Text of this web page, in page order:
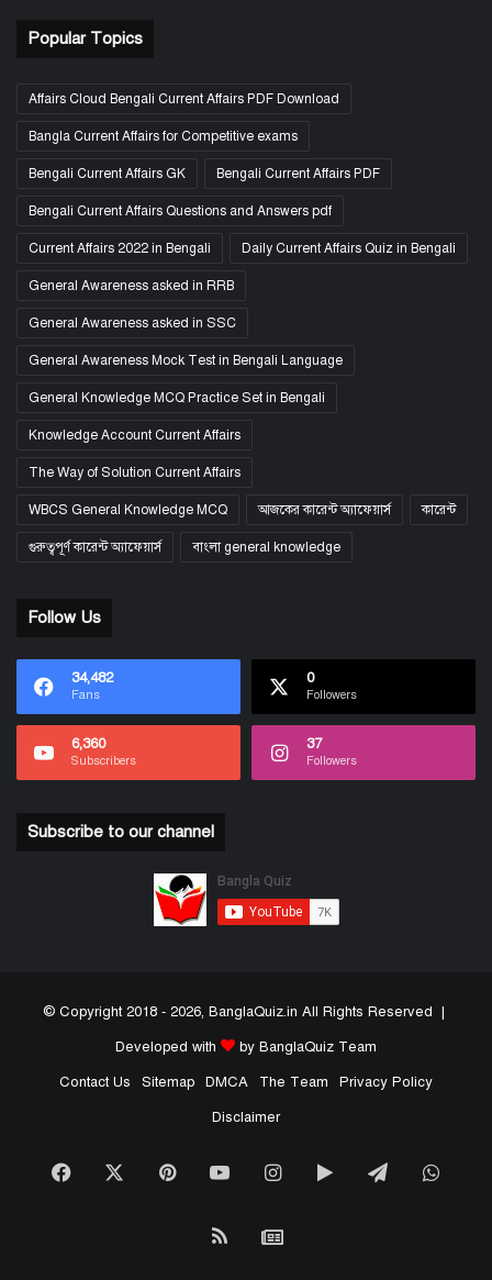
Popular Topics
Affairs Cloud Bengali Current Affairs PDF Download
Bangla Current Affairs for Competitive exams
Bengali Current Affairs GK Bengali Current Affairs PDF
Bengali Current Affairs Questions and Answers pdf
Current Affairs 2022 in Bengali Daily Current Affairs Quiz in Bengali
General Awareness asked in RRB
General Awareness asked in SSC
General Awareness Mock Test in Bengali Language
General Knowledge MCQ Practice Set in Bengali
Knowledge Account Current Affairs
The Way of Solution Current Affairs
WBCS General Knowledge MCQ আজকের কারেন্ট অ্যাফেয়ার্স কারেন্ট
গুরুত্বপূর্ণ কারেন্ট অ্যাফেয়ার্স বাংলা general knowledge
Follow Us
34,482
Fans
0
Followers
6,360
Subscribers
37
Followers
Subscribe to our channel
© Copyright 2018 - 2026, BanglaQuiz.in All Rights Reserved |
Developed with
by BanglaQuiz Team
Contact Us
Sitemap DMCA The Team
Privacy Policy
Disclaimer
Facebook PinterestYouTubeInstagram
GoogleTelegram
RSS Google